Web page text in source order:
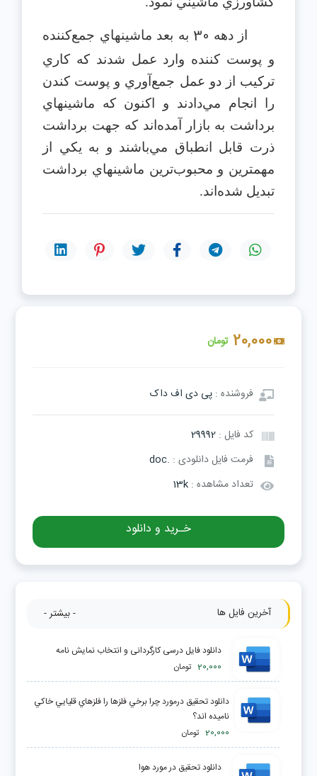
20,000 تومان
فروشنده :پی دی اف داک
کد فایل :29992
فرمت فایل دانلودی : .doc
تعداد مشاهده :13k
خـرید و دانلود
آخرین فایل ها - بیشتر -
دانلود فایل درسی کارگردانی و انتخاب نمایش نامه
20,000 تومان
دانلود تحقیق درمورد چرا برخي فلزها را فلزهاي قليايي خاكي
ناميده اند؟
20,000 تومان
دانلود تحقیق در مورد هوا
از دهه 30 به بعد ماشينهاي جمع‌كننده
و پوست كننده وارد عمل شدند كه كاري
تركيب از دو عمل جمع‌آوري و پوست كندن
را انجام مي‌دادند و اكنون كه ماشينهاي
برداشت به بازار آمده‌اند كه جهت برداشت
ذرت قابل انطباق مي‌باشند و به يكي از
مهمترين و محبوب‌ترين ماشينهاي برداشت
تبديل شده‌اند.